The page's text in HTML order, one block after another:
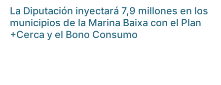
La Diputación inyectará 7,9 millones en los
municipios de la Marina Baixa con el Plan
+Cerca y el Bono Consumo